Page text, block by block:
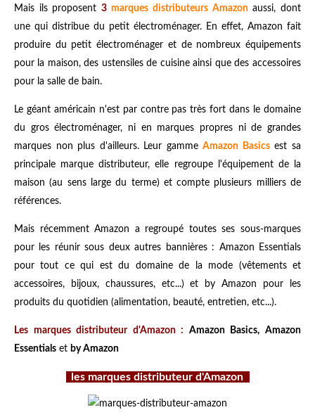
Mais ils proposent 3 marques distributeurs Amazonaussi, dont
une qui distribue du petit électroménager. En effet, Amazon fait
produire du petit électroménager et de nombreux équipements
pour la maison, des ustensiles de cuisine ainsi que des accessoires
pour la salle de bain.
Le géant américain n'est par contre pas très fort dans le domaine
du gros électroménager, ni en marques propres ni de grandes
marques non plus d'ailleurs. Leur gammeAmazon Basicsest sa
principale marque distributeur, elle regroupe l'équipement de la
maison (au sens large du terme) et compte plusieurs milliers de
références.
Mais récemment Amazon a regroupé toutes ses sous-marques
pour les réunir sous deux autres bannières : Amazon Essentials
pour tout ce qui est du domaine de la mode (vêtements et
accessoires, bijoux, chaussures, etc...) et by Amazon pour les
produits du quotidien (alimentation, beauté, entretien, etc...).
Les marques distributeur d'Amazon : Amazon Basics, Amazon
Essentials et by Amazon
les marques distributeur d'Amazon